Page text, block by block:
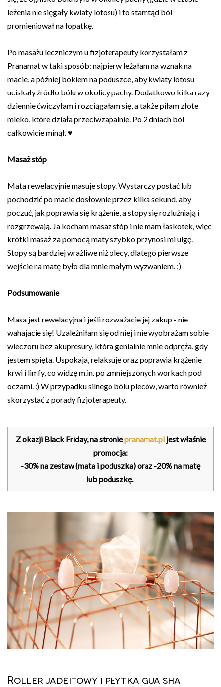
leżenia nie sięgały kwiaty lotosu) i to stamtąd ból
promieniował na łopatkę.
Po masażu leczniczym u fizjoterapeuty korzystałam z
Pranamat w taki sposób: najpierw leżałam na wznak na
macie, a później bokiem na poduszce, aby kwiaty lotosu
uciskały źródło bólu w okolicy pachy. Dodatkowo kilka razy
dziennie ćwiczyłam i rozciągałam się, a także piłam złote
mleko, które działa przeciwzapalnie. Po 2 dniach ból
całkowicie minął. ♥
Masaż stóp
Mata rewelacyjnie masuje stopy. Wystarczy postać lub
pochodzić po macie dosłownie przez kilka sekund, aby
poczuć, jak poprawia się krążenie, a stopy się rozluźniają i
rozgrzewają. Ja kocham masaż stóp i nie mam łaskotek, więc
krótki masaż za pomocą maty szybko przynosi mi ulgę.
Stopy są bardziej wrażliwe niż plecy, dlatego pierwsze
wejście na matę było dla mnie małym wyzwaniem. ;)
Podsumowanie
Masa jest rewelacyjna i jeśli rozważacie jej zakup - nie
wahajacie się! Uzależniłam się od niej i nie wyobrażam sobie
wieczoru bez akupresury, która genialnie mnie odpręża, gdy
jestem spięta. Uspokaja, relaksuje oraz poprawia krążenie
krwi i limfy, co widzę m.in. po zmniejszonych workach pod
oczami. :) W przypadku silnego bólu pleców, warto również
skorzystać z porady fizjoterapeuty.
Z okazji Black Friday, na stroniepranamat.pljest właśnie
promocja:
-30% na zestaw (mata i poduszka) oraz -20% na matę
lub poduszkę.
Roller jadeitowy i płytka gua sha